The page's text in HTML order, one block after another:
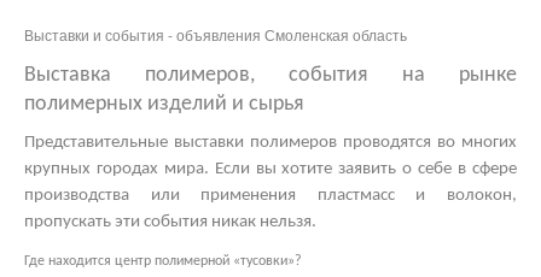
Применить Сбросить фильтр
Выставки и события - объявления Смоленская область
Выставка полимеров, события на рынке
полимерных изделий и сырья
Представительные выставки полимеров проводятся во многих
крупных городах мира. Если вы хотите заявить о себе в сфере
производства или применения пластмасс и волокон,
пропускать эти события никак нельзя.
Где находится центр полимерной «тусовки»?